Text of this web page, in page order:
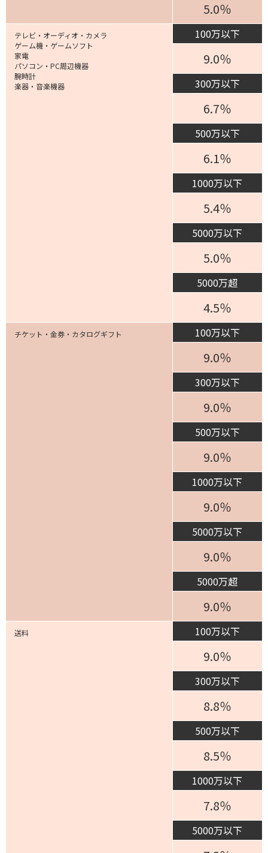
5.0％
テレビ・オーディオ・カメラ
ゲーム機・ゲームソフト
家電
パソコン・PC周辺機器
腕時計
楽器・音楽機器
100万以下
9.0％
300万以下
6.7％
500万以下
6.1％
1000万以下
5.4％
5000万以下
5.0％
5000万超
4.5％
チケット・金券・カタログギフト 100万以下
9.0％
300万以下
9.0％
500万以下
9.0％
1000万以下
9.0％
5000万以下
9.0％
5000万超
9.0％
送料 100万以下
9.0％
300万以下
8.8％
500万以下
8.5％
1000万以下
7.8％
5000万以下